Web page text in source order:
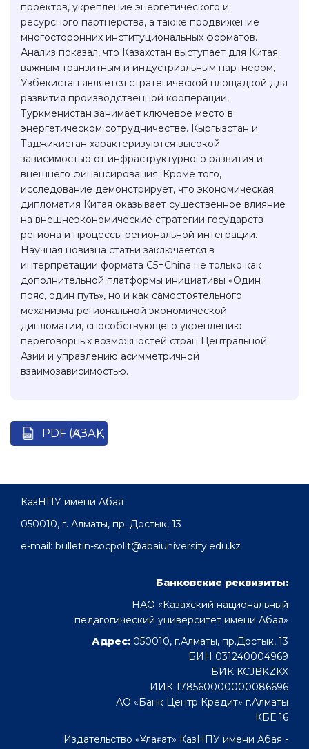
проектов, укрепление энергетического и
ресурсного партнерства, а также продвижение
многосторонних институциональных форматов.
Анализ показал, что Казахстан выступает для Китая
важным транзитным и индустриальным партнером,
Узбекистан является стратегической площадкой для
развития производственной кооперации,
Туркменистан занимает ключевое место в
энергетическом сотрудничестве. Кыргызстан и
Таджикистан характеризуются высокой
зависимостью от инфраструктурного развития и
внешнего финансирования. Кроме того,
исследование демонстрирует, что экономическая
дипломатия Китая оказывает существенное влияние
на внешнеэкономические стратегии государств
региона и процессы региональной интеграции.
Научная новизна статьи заключается в
интерпретации формата C5+China не только как
дополнительной платформы инициативы «Один
пояс, один путь», но и как самостоятельного
механизма региональной экономической
дипломатии, способствующего укреплению
переговорных возможностей стран Центральной
Азии и управлению асимметричной
взаимозависимостью.
PDF (ҚАЗАҚ)
КазНПУ имени Абая
050010, г. Алматы, пр. Достык, 13
e-mail: bulletin-socpolit@abaiuniversity.edu.kz
Банковские реквизиты:
НАО «Казахский национальный
педагогический университет имени Абая»
Адрес: 050010, г.Алматы, пр.Достык, 13
БИН 031240004969
БИК KCJBKZKX
ИИК 178560000000086696
АО «Банк Центр Кредит» г.Алматы
КБЕ 16
Издательство «Ұлағат» КазНПУ имени Абая -